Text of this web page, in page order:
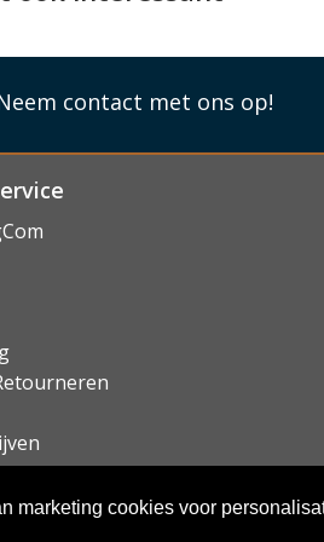
marketing cookies voor
tablet geen schade op kan
contact met ons op!